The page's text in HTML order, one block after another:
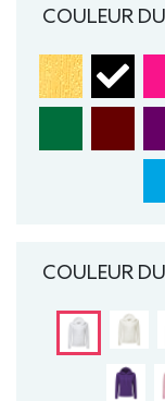
COULEUR
COULEUR